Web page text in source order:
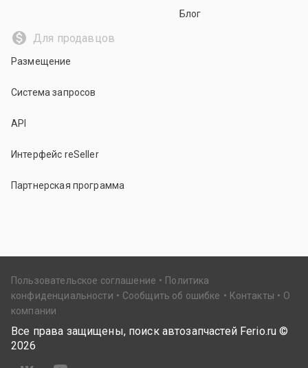
Блог
Для продавцов
Размещение
Система запросов
API
Интерфейс reSeller
Партнерская программа
Пользовательское соглашение
Политика
конфиденциальности
Сообщить об ошибке Контакты
О
компании
Все права защищены, поиск автозапчастей Ferio.ru ©
2026